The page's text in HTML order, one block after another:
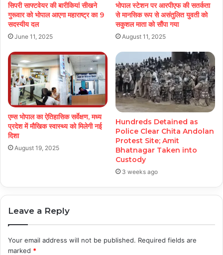
सिपरी साफ्टवेयर की बारीकियां सीखने
गुरूवार को भोपाल आएगा महाराष्ट्र का 9
सदस्यीय दल
June 11, 2025
भोपाल स्टेशन पर आरपीएफ की सतर्कता
से मानसिक रूप से असंतुलित युवती को
सकुशल माता को सौंपा गया
August 11, 2025
एम्स भोपाल का ऐतिहासिक सर्वेक्षण, मध्य
प्रदेश में मौखिक स्वास्थ्य को मिलेगी नई
दिशा
August 19, 2025
Hundreds Detained as
Police Clear Chita Andolan
Protest Site; Amit
Bhatnagar Taken into
Custody
3 weeks ago
Leave a Reply
Your email address will not be published. Required fields are
marked *